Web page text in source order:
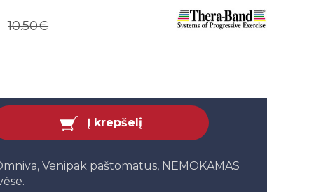
10.50€
Į krepšelį
Venipak paštomatus, NEMOKAMAS